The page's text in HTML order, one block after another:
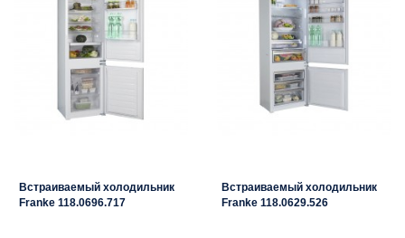
Встраиваемый холодильник
Franke 118.0696.717
Встраиваемый холодильник
Franke 118.0629.526